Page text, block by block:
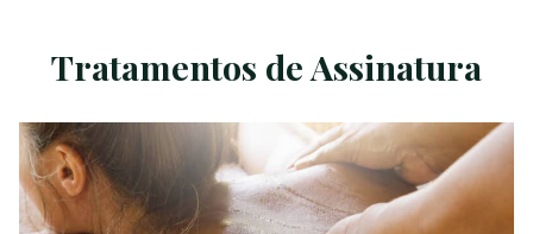
Tratamentos de Assinatura